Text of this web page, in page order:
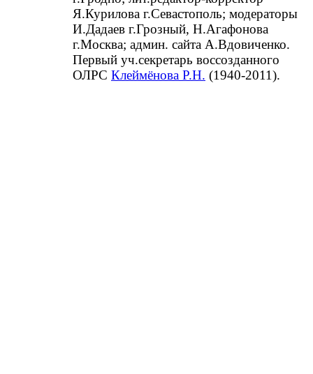
Я.Курилова г.Севастополь; модераторы
И.Дадаев г.Грозный, Н.Агафонова
г.Москва; админ. сайта А.Вдовиченко.
Первый уч.секретарь воссозданного
ОЛРС Клеймёнова Р.Н. (1940-2011).